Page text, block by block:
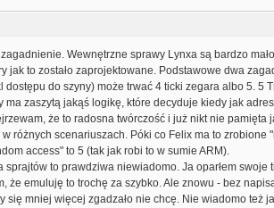
Wewnętrzne sprawy Lynxa są bardzo
jak to zostało zaprojektowane. Podstawowe dwa
dostępu do szyny) może trwać 4 ticki zegara albo 5.
ma zaszytą jakąś logikę, które decyduje kiedy jak
że to radosna twórczość i już nikt nie
różnych scenariuszach. Póki co Felix ma to
access" to 5 (tak jak robi to w sumie ARM).
sprajtów to prawdziwa niewiadomo. Ja oparłem
że emuluję to trochę za szybko. Ale znowu - bez
się mniej więcej zgadzało nie chcę. Nie wiadomo też